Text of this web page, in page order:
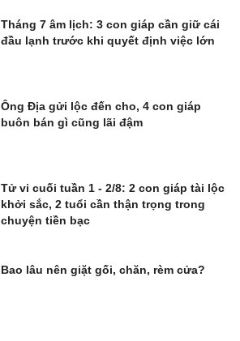
Tháng 7 âm lịch: 3 con giáp cần giữ cái
đầu lạnh trước khi quyết định việc lớn
Ông Địa gửi lộc đến cho, 4 con giáp
buôn bán gì cũng lãi đậm
Tử vi cuối tuần 1 - 2/8: 2 con giáp tài lộc
khởi sắc, 2 tuổi cần thận trọng trong
chuyện tiền bạc
Bao lâu nên giặt gối, chăn, rèm cửa?